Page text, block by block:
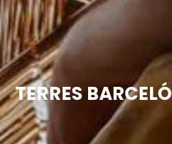
TERRES BARCELÓ